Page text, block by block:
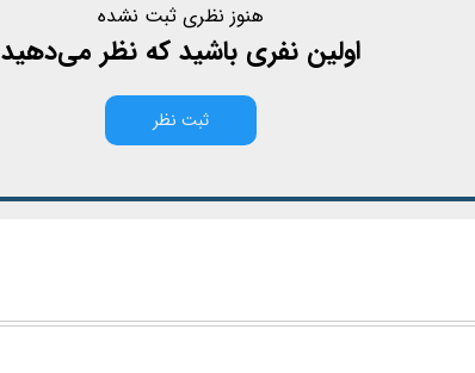
هنوز نظری ثبت نشده
اولین نفری باشید که نظر می‌دهید
ثبت نظر